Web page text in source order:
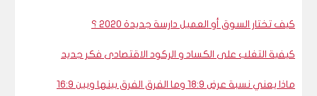
كيف تختار السوق أو العميل دارسة جديدة 2020 ؟
كيفية التغلب على الكساد و الركود الاقتصادى فكر جديد
ماذا يعني نسبة عرض 18:9 وما الفرق الفرق بينها وبين 16:9